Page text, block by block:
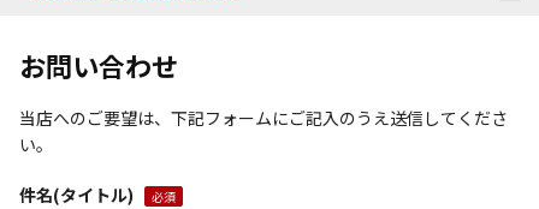
お問い合わせ
当店へのご要望は、下記フォームにご記入のうえ送信してくださ
い。
件名(タイトル)